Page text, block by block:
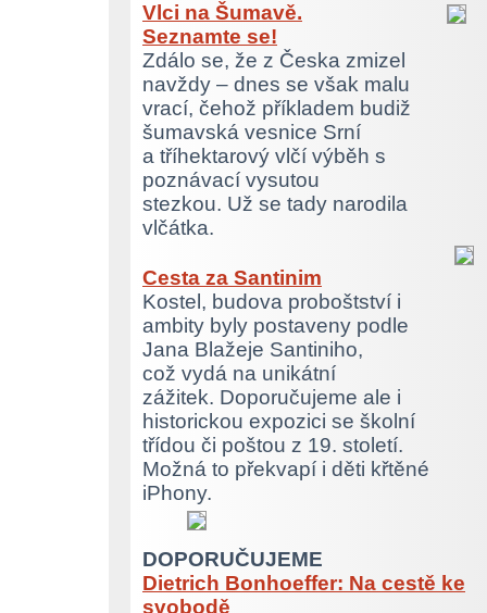
Vlci na Šumavě.
Seznamte se!
Zdálo se, že z Česka zmizel
navždy – dnes se však malu
vrací, čehož příkladem budiž
šumavská vesnice Srní
a tříhektarový vlčí výběh s
poznávací vysutou
stezkou. Už se tady narodila
vlčátka.
Cesta za Santinim
Kostel, budova proboštství i
ambity byly postaveny podle
Jana Blažeje Santiniho,
což vydá na unikátní
zážitek. Doporučujeme ale i
historickou expozici se školní
třídou či poštou z 19. století.
Možná to překvapí i děti křtěné
iPhony.
DOPORUČUJEME
Dietrich Bonhoeffer: Na cestě ke
svobodě